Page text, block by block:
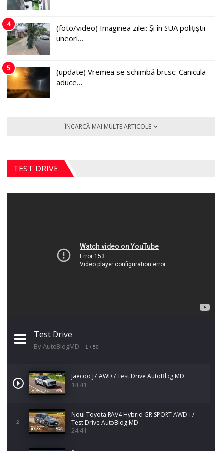
4
(foto/video) Imaginea zilei: Și în SUA polițiștii
uneori…
5
(update) Vremea se schimbă brusc: Canicula
aduce…
ÎNCARCĂ MAI MULTE ARTICOLE
TEST DRIVE
Test Drive
By AutoBlogMD 1 / 50
Jaecoo J7 AWD / Test Drive AutoBlog.MD
14:41
2
Noul Toyota RAV4 Hybrid GR SPORT AWD-i /
Test Drive AutoBlog.MD
24:41